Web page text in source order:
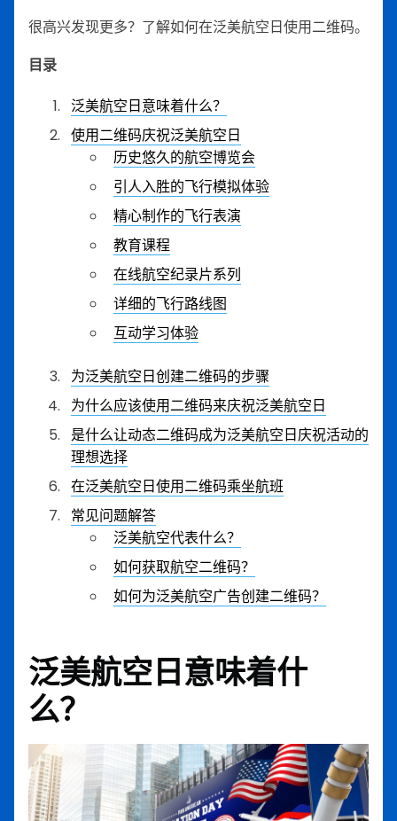
很高兴发现更多？了解如何在泛美航空日使用二维码。
目录
泛美航空日意味着什么？
使用二维码庆祝泛美航空日
历史悠久的航空博览会
引人入胜的飞行模拟体验
精心制作的飞行表演
教育课程
在线航空纪录片系列
详细的飞行路线图
互动学习体验
为泛美航空日创建二维码的步骤
为什么应该使用二维码来庆祝泛美航空日
是什么让动态二维码成为泛美航空日庆祝活动的
理想选择
在泛美航空日使用二维码乘坐航班
常见问题解答
泛美航空代表什么？
如何获取航空二维码？
如何为泛美航空广告创建二维码？
泛美航空日意味着什
么？